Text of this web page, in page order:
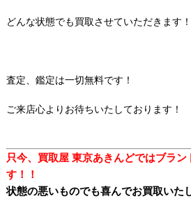
どんな状態でも買取させていただきます！
査定、鑑定は一切無料です！
ご来店心よりお待ちいたしております！
只今、買取屋 東京あきんどではブラン
す！！
状態の悪いものでも喜んでお買取いた